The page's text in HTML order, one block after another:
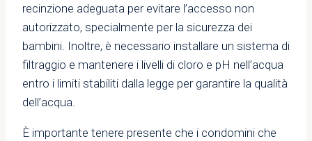
recinzione adeguata per evitare l’accesso non
autorizzato, specialmente per la sicurezza dei
bambini. Inoltre, è necessario installare un sistema di
filtraggio e mantenere i livelli di cloro e pH nell’acqua
entro i limiti stabiliti dalla legge per garantire la qualità
dell’acqua.
È importante tenere presente che i condomini che